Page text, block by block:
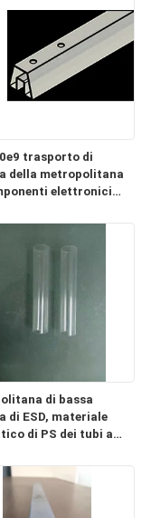
trasporto di
della metropolitana
elettronici
di bassa
di ESD, materiale
di PS dei tubi a